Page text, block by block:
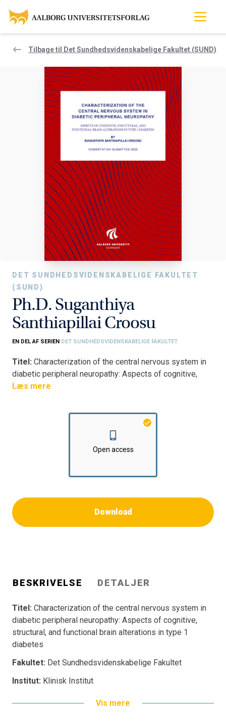
Tilbage til Det Sundhedsvidenskabelige Fakultet (SUND)
DET SUNDHEDSVIDENSKABELIGE FAKULTET
(SUND)
Ph.D. Suganthiya
Santhiapillai Croosu
EN DEL AF SERIEN DET SUNDHEDSVIDENSKABELIGE FAKULTET
Titel: Characterization of the central nervous system in
diabetic peripheral neuropathy: Aspects of cognitive,
structural, and functional brain alterations in type 1
Det Sundhedsvidenskabelige Fakultet
Læs mere
Open access
Download
BESKRIVELSE DETALJER
Titel: Characterization of the central nervous system in
diabetic peripheral neuropathy: Aspects of cognitive,
structural, and functional brain alterations in type 1
diabetes
Fakultet: Det Sundhedsvidenskabelige Fakultet
Institut: Klinisk Institut
Vis mere